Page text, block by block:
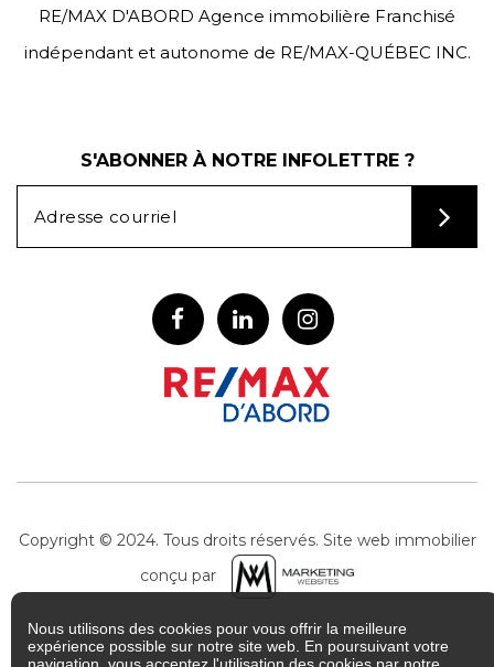
RE/MAX D'ABORD Agence immobilière Franchisé
indépendant et autonome de RE/MAX-QUÉBEC INC.
S'ABONNER À NOTRE INFOLETTRE ?
Copyright © 2024. Tous droits réservés. Site web immobilier
conçu par
Nous utilisons des cookies pour vous offrir la meilleure
expérience possible sur notre site web. En poursuivant votre